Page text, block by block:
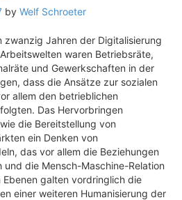
by Welf Schroeter
zwanzig Jahren der Digitalisierung
waren Betriebsräte,
und Gewerkschaften in der
dass die Ansätze zur sozialen
allem den betrieblichen
Das Hervorbringen
die Bereitstellung von
ein Denken von
das vor allem die Beziehungen
und die Mensch-Maschine-Relation
galten vordringlich die
einer weiteren Humanisierung der